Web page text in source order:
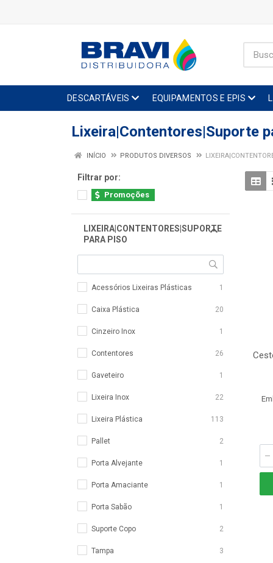
DESCARTÁVEIS EQUIPAMENTOS E EPIS
Lixeira|Contentores|Suporte
INÍCIO PRODUTOS DIVERSOS
Filtrar por:
Promoções
LIXEIRA|CONTENTORES|SUPORTE
PARA PISO
Acessórios Lixeiras Plásticas 1
Caixa Plástica 20
Cinzeiro Inox 1
Contentores 26
Gaveteiro 1
Lixeira Inox 22
Lixeira Plástica 113
Pallet 2
Porta Alvejante 1
Porta Amaciante 1
Porta Sabão 1
Suporte Copo 2
Tampa 3